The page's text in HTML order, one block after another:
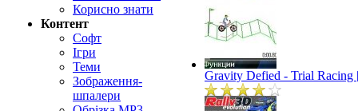
Корисно знати
Контент
Софт
Ігри
Теми
Зображення-
шпалери
Gravity Defied - Trial